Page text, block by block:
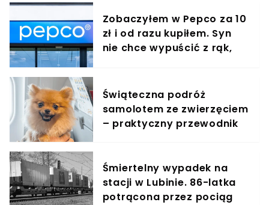
Zobaczyłem w Pepco za 10
zł i od razu kupiłem. Syn
nie chce wypuścić z rąk,
Świąteczna podróż
samolotem ze zwierzęciem
– praktyczny przewodnik
Śmiertelny wypadek na
stacji w Lubinie. 86-latka
potrącona przez pociąg